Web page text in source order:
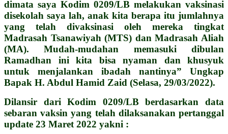
dimata saya Kodim 0209/LB melakukan vaksinasi
disekolah saya lah, anak kita berapa itu jumlahnya
yang telah divaksinasi oleh mereka tingkat
Madrasah Tsanawiyah (MTS) dan Madrasah Aliah
(MA). Mudah-mudahan memasuki dibulan
Ramadhan ini kita bisa nyaman dan khusyuk
untuk menjalankan ibadah nantinya” Ungkap
Bapak H. Abdul Hamid Zaid (Selasa, 29/03/2022).
Dilansir dari Kodim 0209/LB berdasarkan data
sebaran vaksin yang telah dilaksanakan pertanggal
update 23 Maret 2022 yakni :